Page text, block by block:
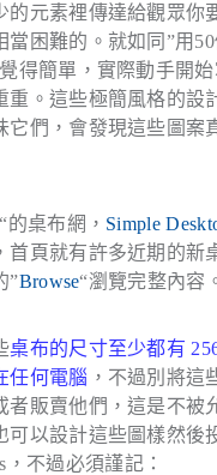
的元素裡傳達給觀眾你
當困難的。就如同”用
得簡單，實際動手開始
重。這些極簡風格的設
它們，會發現這些圖案
“的桌布網， Simple
首頁就有許多近期的新
”Browse“瀏覽完整內容
桌布的尺寸至少都有
任何電腦 ，不過別將這
者販賣他們，這是不被
可以設計這些圖樣然後
，不過必須謹記：